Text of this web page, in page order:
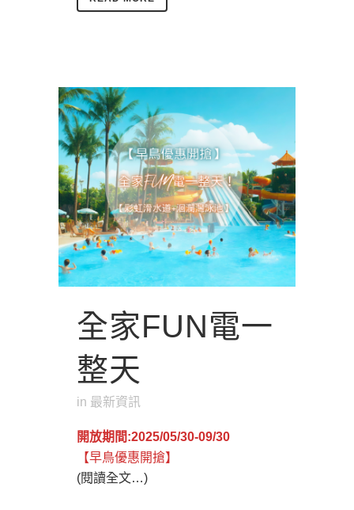
全家FUN電一
整天
in 最新資訊
開放期間:2025/05/30-09/30
【早鳥優惠開搶】
(閱讀全文…)